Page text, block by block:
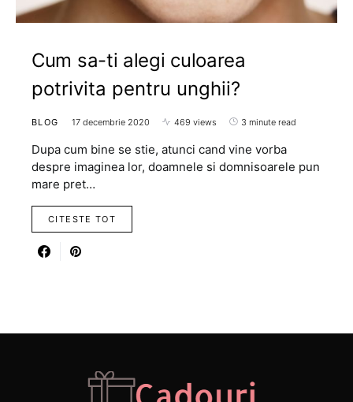
Cum sa-ti alegi culoarea
potrivita pentru unghii?
BLOG 17 decembrie 2020 469 views 3 minute read
Dupa cum bine se stie, atunci cand vine vorba
despre imaginea lor, doamnele si domnisoarele pun
mare pret…
CITESTE TOT